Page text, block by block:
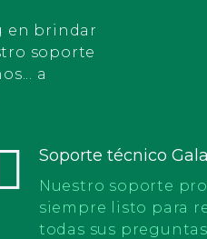
Se unió con éxito SAI &
TRANSPORTS S.A.C.
Migración con éxito
SECURITY PERU S.A.C
en brindar
soporte
a
Soporte técnico
Nuestro soporte
siempre listo para
todas sus